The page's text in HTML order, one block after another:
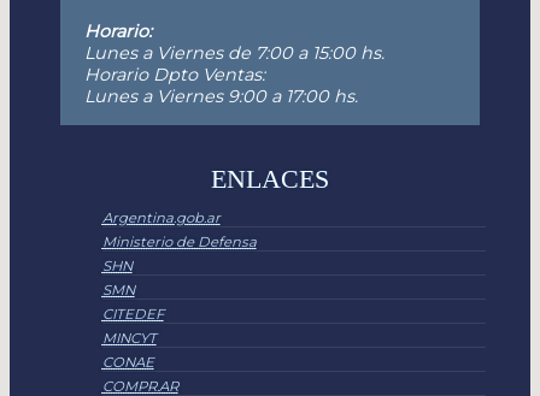
Horario:
Lunes a Viernes de 7:00 a 15:00 hs.
Horario Dpto Ventas:
Lunes a Viernes 9:00 a 17:00 hs.
ENLACES
Argentina.gob.ar
Ministerio de Defensa
SHN
SMN
CITEDEF
MINCYT
CONAE
COMPR.AR